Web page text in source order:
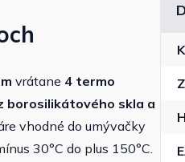
vrátane 4 termo
borosilikátového skla a
vhodné do umývačky
30°C do plus 150°C.